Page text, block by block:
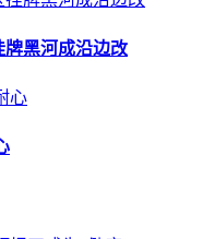
牌黑河成沿边改